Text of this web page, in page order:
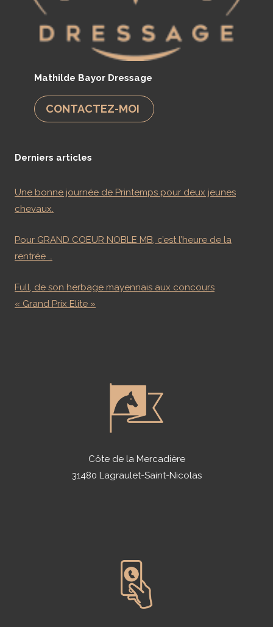
Mathilde Bayor Dressage
CONTACTEZ-MOI
Derniers articles
Une bonne journée de Printemps pour deux jeunes
chevaux.
Pour GRAND COEUR NOBLE MB, c’est l’heure de la
rentrée …
Full, de son herbage mayennais aux concours
« Grand Prix Elite »
Côte de la Mercadière
31480 Lagraulet-Saint-Nicolas